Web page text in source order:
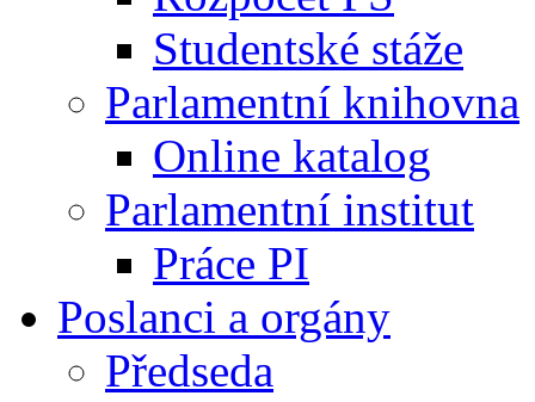
Studentské stáže
Parlamentní knihovna
Online katalog
Parlamentní institut
Práce PI
Poslanci a orgány
Předseda